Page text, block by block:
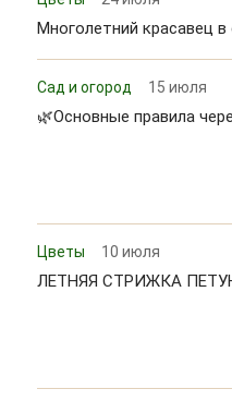
Многолетний красавец
Сад и огород 15 июля
🌿Основные правила
Цветы 10 июля
ЛЕТНЯЯ СТРИЖКА